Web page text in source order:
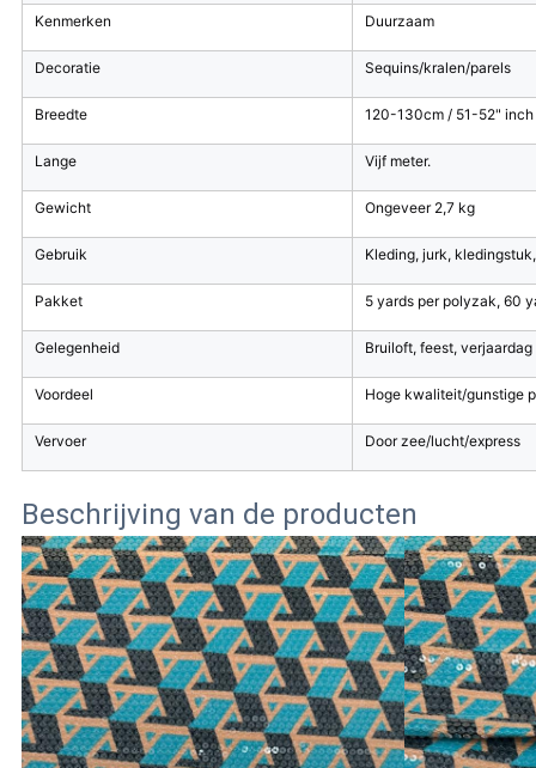
Kenmerken Duurzaam
Decoratie Sequins/kralen/parels
Breedte 120-130cm / 51-52" inch
Lange Vijf meter.
Gewicht Ongeveer 2,7 kg
Gebruik Kleding, jurk,
Pakket 5 yards per polyzak, 60
Gelegenheid Bruiloft, feest, verjaardag
Voordeel Hoge kwaliteit/gunstige
Vervoer Door zee/lucht/express
Beschrijving van de producten